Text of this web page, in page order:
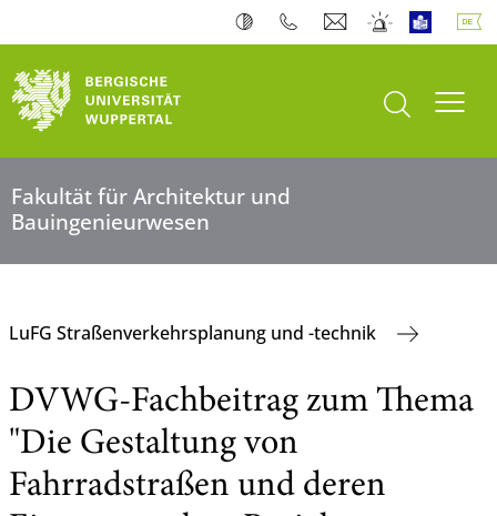
Suche öffnen
Fakultät für Architektur und
Bauingenieurwesen
LuFG Straßenverkehrsplanung und -technik
DVWG-Fachbeitrag zum Thema
"Die Gestaltung von
Fahrradstraßen und deren